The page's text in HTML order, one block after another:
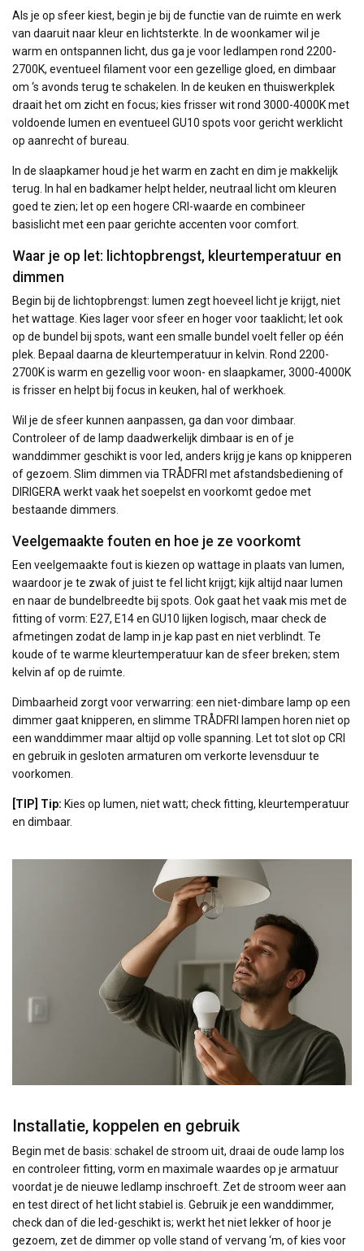
Als je op sfeer kiest, begin je bij de functie van de ruimte en werk
van daaruit naar kleur en lichtsterkte. In de woonkamer wil je
warm en ontspannen licht, dus ga je voor ledlampen rond 2200-
2700K, eventueel filament voor een gezellige gloed, en dimbaar
om ‘s avonds terug te schakelen. In de keuken en thuiswerkplek
draait het om zicht en focus; kies frisser wit rond 3000-4000K met
voldoende lumen en eventueel GU10 spots voor gericht werklicht
op aanrecht of bureau.
In de slaapkamer houd je het warm en zacht en dim je makkelijk
terug. In hal en badkamer helpt helder, neutraal licht om kleuren
goed te zien; let op een hogere CRI-waarde en combineer
basislicht met een paar gerichte accenten voor comfort.
Waar je op let: lichtopbrengst, kleurtemperatuur en
dimmen
Begin bij de lichtopbrengst: lumen zegt hoeveel licht je krijgt, niet
het wattage. Kies lager voor sfeer en hoger voor taaklicht; let ook
op de bundel bij spots, want een smalle bundel voelt feller op één
plek. Bepaal daarna de kleurtemperatuur in kelvin. Rond 2200-
2700K is warm en gezellig voor woon- en slaapkamer, 3000-4000K
is frisser en helpt bij focus in keuken, hal of werkhoek.
Wil je de sfeer kunnen aanpassen, ga dan voor dimbaar.
Controleer of de lamp daadwerkelijk dimbaar is en of je
wanddimmer geschikt is voor led, anders krijg je kans op knipperen
of gezoem. Slim dimmen via TRÅDFRI met afstandsbediening of
DIRIGERA werkt vaak het soepelst en voorkomt gedoe met
bestaande dimmers.
Veelgemaakte fouten en hoe je ze voorkomt
Een veelgemaakte fout is kiezen op wattage in plaats van lumen,
waardoor je te zwak of juist te fel licht krijgt; kijk altijd naar lumen
en naar de bundelbreedte bij spots. Ook gaat het vaak mis met de
fitting of vorm: E27, E14 en GU10 lijken logisch, maar check de
afmetingen zodat de lamp in je kap past en niet verblindt. Te
koude of te warme kleurtemperatuur kan de sfeer breken; stem
kelvin af op de ruimte.
Dimbaarheid zorgt voor verwarring: een niet-dimbare lamp op een
dimmer gaat knipperen, en slimme TRÅDFRI lampen horen niet op
een wanddimmer maar altijd op volle spanning. Let tot slot op CRI
en gebruik in gesloten armaturen om verkorte levensduur te
voorkomen.
[TIP] Tip: Kies op lumen, niet watt; check fitting, kleurtemperatuur
en dimbaar.
Installatie, koppelen en gebruik
Begin met de basis: schakel de stroom uit, draai de oude lamp los
en controleer fitting, vorm en maximale waardes op je armatuur
voordat je de nieuwe ledlamp inschroeft. Zet de stroom weer aan
en test direct of het licht stabiel is. Gebruik je een wanddimmer,
check dan of die led-geschikt is; werkt het niet lekker of hoor je
gezoem, zet de dimmer op volle stand of vervang ‘m, of kies voor